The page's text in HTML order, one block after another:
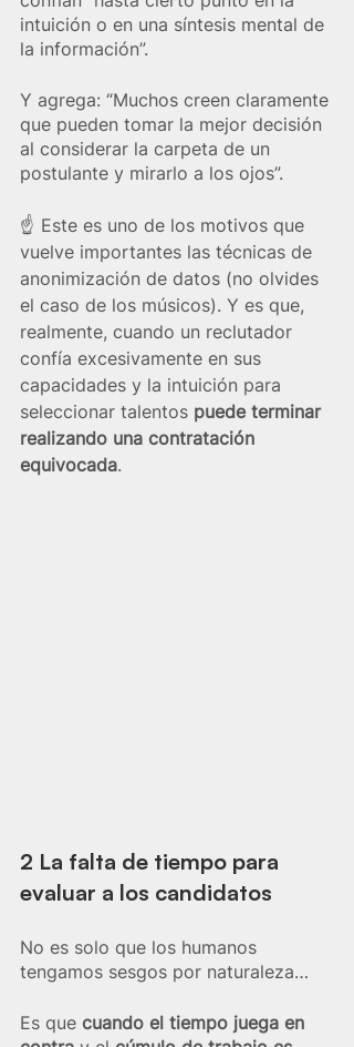
intuición o en una síntesis mental de
la información”.
Y agrega: “Muchos creen claramente
que pueden tomar la mejor decisión
al considerar la carpeta de un
postulante y mirarlo a los ojos”.
☝️  Este es uno de los motivos que
vuelve importantes las técnicas de
anonimización de datos (no olvides
el caso de los músicos). Y es que,
realmente, cuando un reclutador
confía excesivamente en sus
capacidades y la intuición para
seleccionar talentos puede terminar
realizando una contratación
equivocada.
2 La falta de tiempo para
evaluar a los candidatos
No es solo que los humanos
tengamos sesgos por naturaleza…
Es que cuando el tiempo juega en